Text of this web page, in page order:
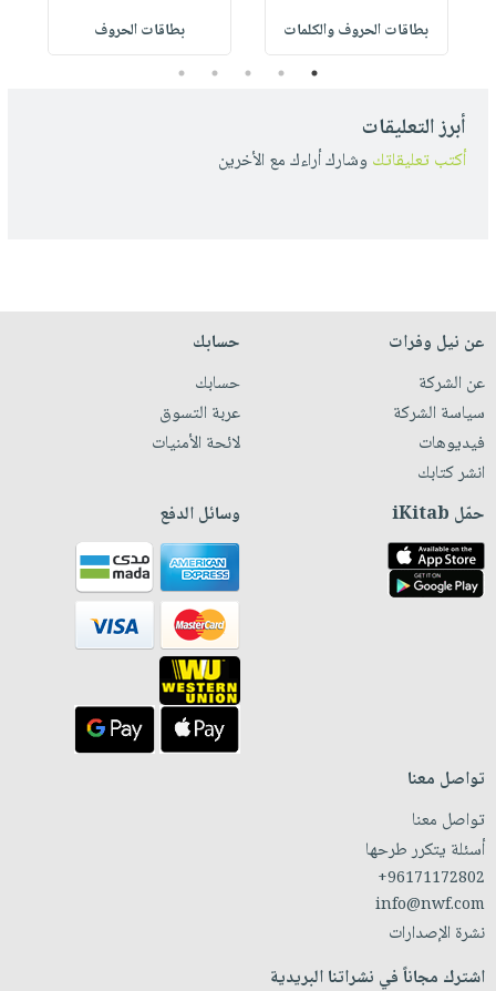
بطاقات الحروف والكلمات بطاقات الحروف
1
2
3
4
5
أبرز التعليقات
أكتب تعليقاتك وشارك أراءك مع الأخرين
عن نيل وفرات
عن الشركة
سياسة الشركة
فيديوهات
انشر كتابك
حسابك
حسابك
عربة التسوق
لائحة الأمنيات
حمّل iKitab وسائل الدفع
تواصل معنا
تواصل معنا
أسئلة يتكرر طرحها
+96171172802
info@nwf.com
نشرة الإصدارات
اشترك مجاناً في نشراتنا البريدية